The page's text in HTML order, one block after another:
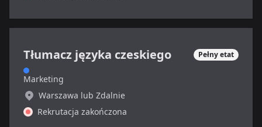
Tłumacz języka czeskiego Pełny etat
Marketing
Warszawa lub Zdalnie
Rekrutacja zakończona